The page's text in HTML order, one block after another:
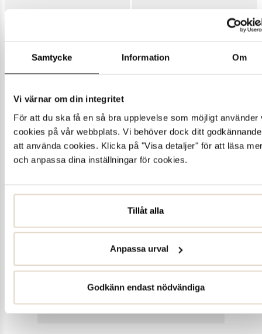
Samtycke Information Om
Vi värnar om din integritet
För att du ska få en så bra upplevelse som möjligt använder
cookies på vår webbplats. Vi behöver dock ditt
att använda cookies. Klicka på "Visa detaljer" för att läsa
och anpassa dina inställningar för cookies.
Tillåt alla
Anpassa urval
Godkänn endast nödvändiga